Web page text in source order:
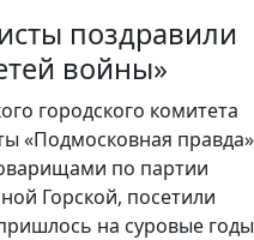
поздравили
войны»
городского комитета
«Подмосковная правда»
по партии
Горской, посетили
на суровые годы